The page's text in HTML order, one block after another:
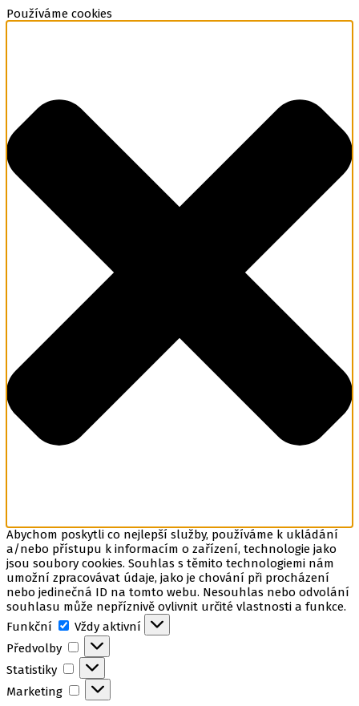
Používáme cookies
Abychom poskytli co nejlepší služby, používáme k ukládání
a/nebo přístupu k informacím o zařízení, technologie jako
jsou soubory cookies. Souhlas s těmito technologiemi nám
umožní zpracovávat údaje, jako je chování při procházení
nebo jedinečná ID na tomto webu. Nesouhlas nebo odvolání
souhlasu může nepříznivě ovlivnit určité vlastnosti a funkce.
Funkční
Funkční
Vždy aktivní
Předvolby
Předvolby
Statistiky
Statistiky
Marketing
Marketing